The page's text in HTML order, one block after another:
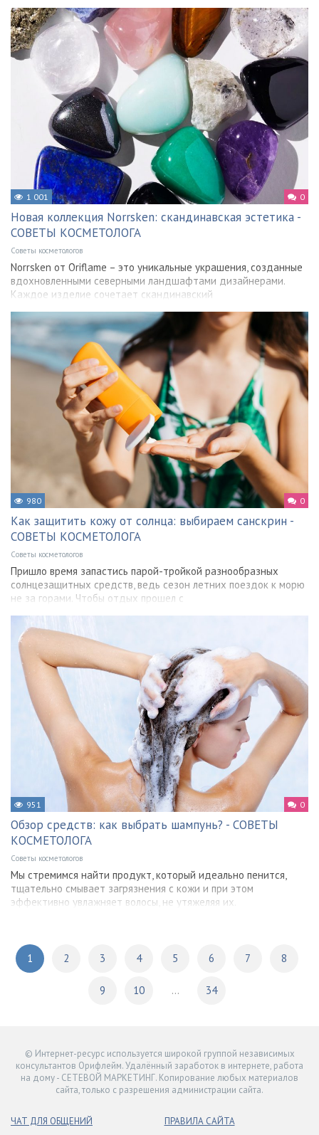
1 001 0
Новая коллекция Norrsken: скандинавская эстетика -
СОВЕТЫ КОСМЕТОЛОГА
Советы косметологов
Norrsken от Oriflame – это уникальные украшения, созданные
вдохновленными северными ландшафтами дизайнерами.
Каждое изделие сочетает скандинавский
980 0
Как защитить кожу от солнца: выбираем санскрин -
СОВЕТЫ КОСМЕТОЛОГА
Советы косметологов
Пришло время запастись парой-тройкой разнообразных
солнцезащитных средств, ведь сезон летних поездок к морю
не за горами. Чтобы отдых прошел с
951 0
Обзор средств: как выбрать шампунь? - СОВЕТЫ
КОСМЕТОЛОГА
Советы косметологов
Мы стремимся найти продукт, который идеально пенится,
тщательно смывает загрязнения с кожи и при этом
эффективно увлажняет волосы, не утяжеляя их.
1 2 3 4 5 6 7 8
9 10 ... 34
© Интернет-ресурс используется широкой группой независимых
консультантов Орифлейм. Удалённый заработок в интернете, работа
на дому - СЕТЕВОЙ МАРКЕТИНГ. Копирование любых материалов
сайта, только с разрешения администрации сайта.
ЧАТ ДЛЯ ОБЩЕНИЙ
ПРАВИЛА САЙТА